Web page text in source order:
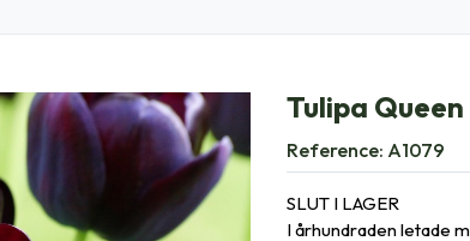
Tulipa
Reference: A1079
SLUT I LAGER
I århundraden letade